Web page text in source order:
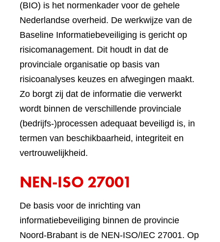
(BIO) is het normenkader voor de gehele
Nederlandse overheid. De werkwijze van de
Baseline Informatiebeveiliging is gericht op
risicomanagement. Dit houdt in dat de
provinciale organisatie op basis van
risicoanalyses keuzes en afwegingen maakt.
Zo borgt zij dat de informatie die verwerkt
wordt binnen de verschillende provinciale
(bedrijfs-)processen adequaat beveiligd is, in
termen van beschikbaarheid, integriteit en
vertrouwelijkheid.
NEN-ISO 27001
De basis voor de inrichting van
informatiebeveiliging binnen de provincie
Noord-Brabant is de NEN-ISO/IEC 27001. Op